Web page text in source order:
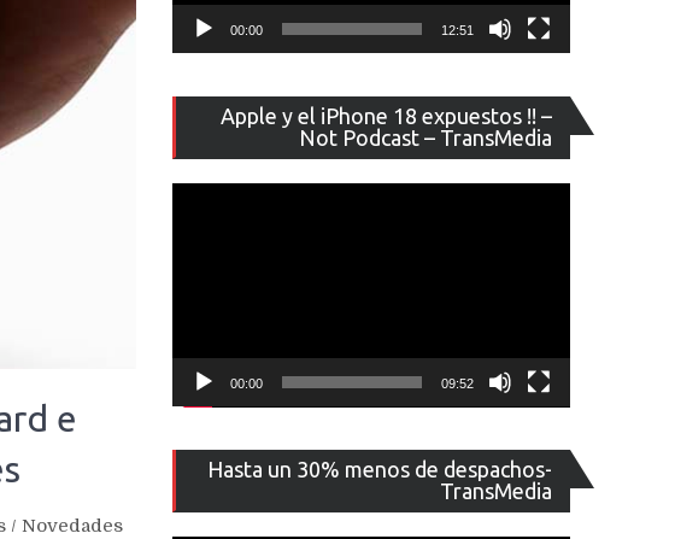
e
/ Novedades
00:00 12:51
Apple y el iPhone 18 expuestos !! –
Not Podcast – TransMedia
de
vídeo
00:00 09:52
Hasta un 30% menos de despachos-
TransMedia
de
vídeo